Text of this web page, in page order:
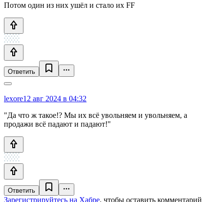
Потом один из них ушёл и стало их FF
Ответить
lexore12 авг 2024 в 04:32
"Да что ж такое!? Мы их всё увольняем и увольняем, а
продажи всё падают и падают!"
Ответить
Зарегистрируйтесь на Хабре, чтобы оставить комментарий